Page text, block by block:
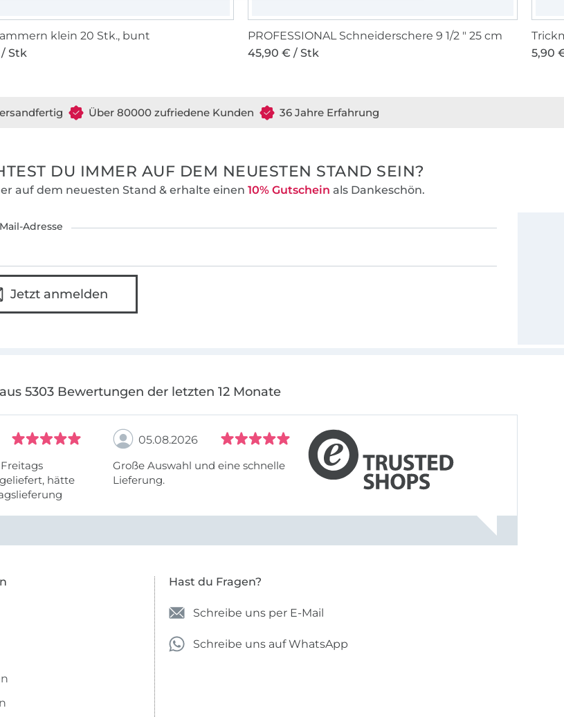
klein 20 Stk., bunt
Stk
PROFESSIONAL Schneiderschere 9 1/2 " 25 cm
45,90 € / Stk
5,90
Über 80000 zufriedene Kunden 36 Jahre Erfahrung
DU IMMER AUF DEM NEUESTEN STAND SEIN?
auf dem neuesten Stand & erhalte einen 10% Gutschein als Dankeschön.
Adresse
Jetzt anmelden
5303 Bewertungen der letzten 12 Monate
hätte
05.08.2026
Große Auswahl und eine schnelle
Lieferung.
Hast du Fragen?
Schreibe uns per E-Mail
Schreibe uns auf WhatsApp